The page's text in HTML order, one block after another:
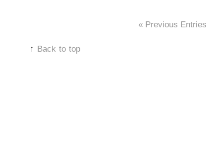
« Previous Entries
↑ Back to top